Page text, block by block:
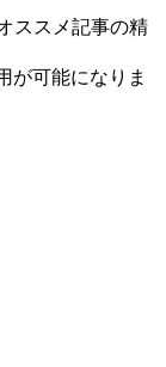
ススメ記事の精
が可能になりま